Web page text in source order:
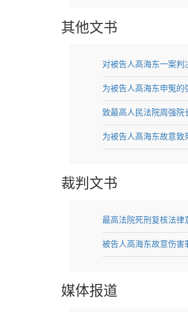
其他文书
对被告人高海东一案判
为被告人高海东申冤的
致最高人民法院周强院
为被告人高海东故意致
裁判文书
最高法院死刑复核法律
被告人高海东故意伤害
媒体报道